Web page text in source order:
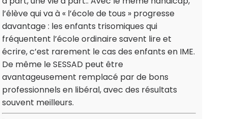
l’élève qui va à « l’école de tous » progresse
davantage : les enfants trisomiques qui
fréquentent l’école ordinaire savent lire et
écrire, c’est rarement le cas des enfants en IME.
De même le SESSAD peut être
avantageusement remplacé par de bons
professionnels en libéral, avec des résultats
souvent meilleurs.